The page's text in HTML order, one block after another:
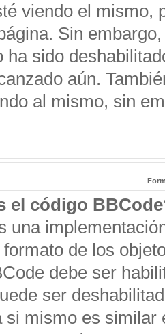
viendo el mismo,
Sin
ha sido
aún.
al mismo, sin
el código
una
de los
debe ser
ser
si mismo es